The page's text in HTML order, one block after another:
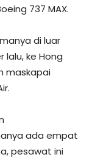
737 MAX.
di luar
ke Hong
maskapai
ada empat
pesawat ini